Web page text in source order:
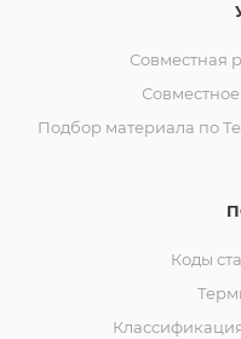
Совместная
Подбор материала по
Коды